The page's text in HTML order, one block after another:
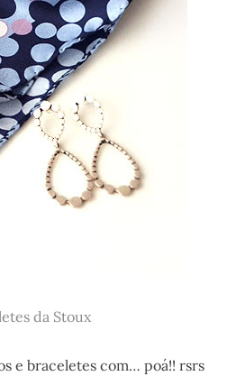
da Stoux
e braceletes com… poá!! rsrs